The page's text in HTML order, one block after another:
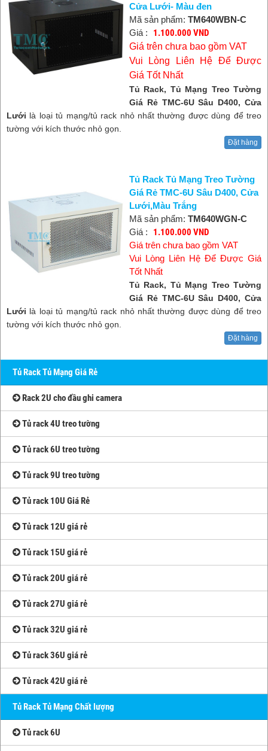
Cửa Lưới- Màu đen
Mã sản phẩm: TM640WBN-C
Giá :
1.100.000 VND
Giá trên chưa bao gồm VAT
Vui Lòng Liên Hệ Để Được
Giá Tốt Nhất
Tủ Rack, Tủ Mạng Treo Tường
Giá Rẻ TMC-6U Sâu D400, Cửa
Lưới là loại tủ mạng/tủ rack nhỏ nhất thường được dùng để treo
tường với kích thước nhỏ gọn.
Đặt hàng
Tủ Rack Tủ Mạng Treo Tường
Giá Rẻ TMC-6U Sâu D400, Cửa
Lưới,Màu Trắng
Mã sản phẩm: TM640WGN-C
Giá :
1.100.000 VND
Giá trên chưa bao gồm VAT
Vui Lòng Liên Hệ Để Được Giá
Tốt Nhất
Tủ Rack, Tủ Mạng Treo Tường
Giá Rẻ TMC-6U Sâu D400, Cửa
Lưới là loại tủ mạng/tủ rack nhỏ nhất thường được dùng để treo
tường với kích thước nhỏ gọn.
Đặt hàng
Tủ Rack Tủ Mạng Giá Rẻ
Rack 2U cho đầu ghi camera
Tủ rack 4U treo tường
Tủ rack 6U treo tường
Tủ rack 9U treo tường
Tủ rack 10U Giá Rẻ
Tủ rack 12U giá rẻ
Tủ rack 15U giá rẻ
Tủ rack 20U giá rẻ
Tủ rack 27U giá rẻ
Tủ rack 32U giá rẻ
Tủ rack 36U giá rẻ
Tủ rack 42U giá rẻ
Tủ Rack Tủ Mạng Chất lượng
Tủ rack 6U